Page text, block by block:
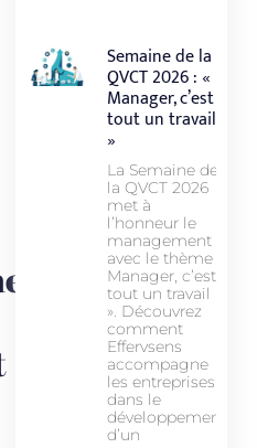
Semaine de la
QVCT 2026 : «
Manager, c’est
tout un travail !
»
La Semaine de
la QVCT 2026
met à
l’honneur le
management
avec le thème «
Manager, c’est
tout un travail !
». Découvrez
comment
Effervsens
accompagne
les entreprises
dans le
développement
d’un